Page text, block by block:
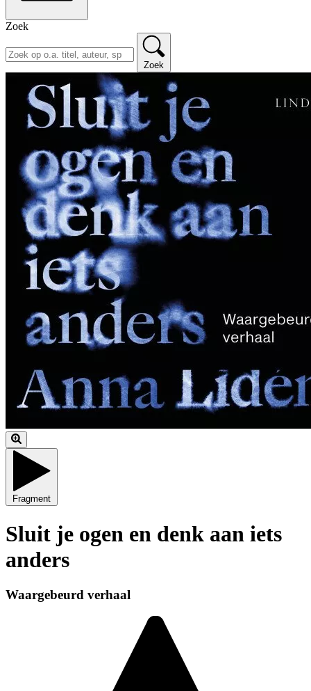
Zoek
Zoek
Fragment
Sluit je ogen en denk aan iets
anders
Waargebeurd verhaal